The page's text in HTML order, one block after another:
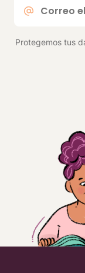
electrónico
Protegemos tus